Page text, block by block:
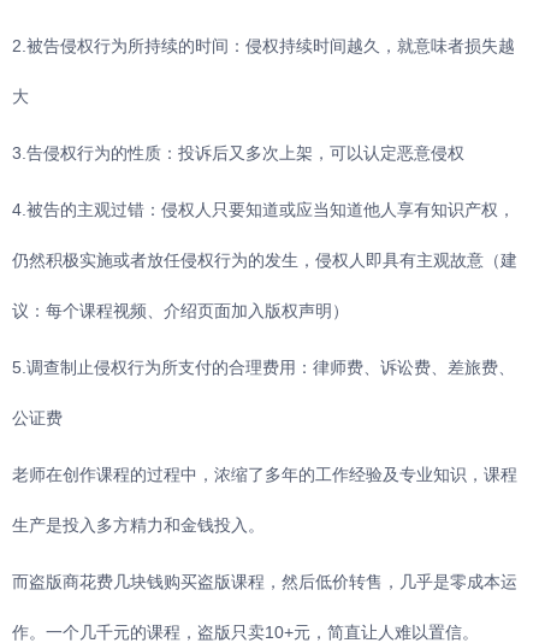
2.被告侵权行为所持续的时间：侵权持续时间越久，就意味者损失越
大
3.告侵权行为的性质：投诉后又多次上架，可以认定恶意侵权
4.被告的主观过错：侵权人只要知道或应当知道他人享有知识产权，
仍然积极实施或者放任侵权行为的发生，侵权人即具有主观故意（建
议：每个课程视频、介绍页面加入版权声明）
5.调查制止侵权行为所支付的合理费用：律师费、诉讼费、差旅费、
公证费
老师在创作课程的过程中，浓缩了多年的工作经验及专业知识，课程
生产是投入多方精力和金钱投入。
而盗版商花费几块钱购买盗版课程，然后低价转售，几乎是零成本运
作。一个几千元的课程，盗版只卖10+元，简直让人难以置信。